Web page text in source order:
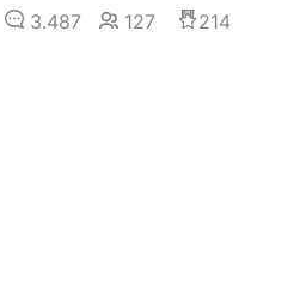
3.487 127 214